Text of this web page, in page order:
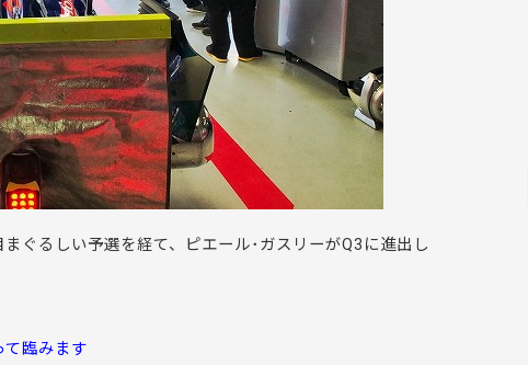
ぐるしい予選を経て、ピエール･ガスリーがQ3に進出し
臨みます